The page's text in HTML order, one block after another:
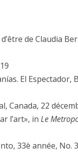
de Claudia
El Espectador,
Canada, 22
l’art», in Le
33è année, No.